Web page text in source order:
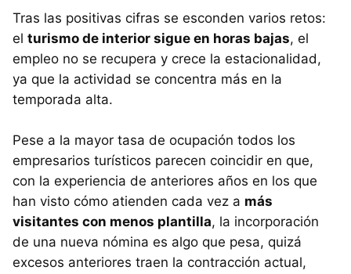
Tras las positivas cifras se esconden varios retos:
el turismo de interior sigue en horas bajas, el
empleo no se recupera y crece la estacionalidad,
ya que la actividad se concentra más en la
temporada alta.
Pese a la mayor tasa de ocupación todos los
empresarios turísticos parecen coincidir en que,
con la experiencia de anteriores años en los que
han visto cómo atienden cada vez a más
visitantes con menos plantilla, la incorporación
de una nueva nómina es algo que pesa, quizá
excesos anteriores traen la contracción actual,